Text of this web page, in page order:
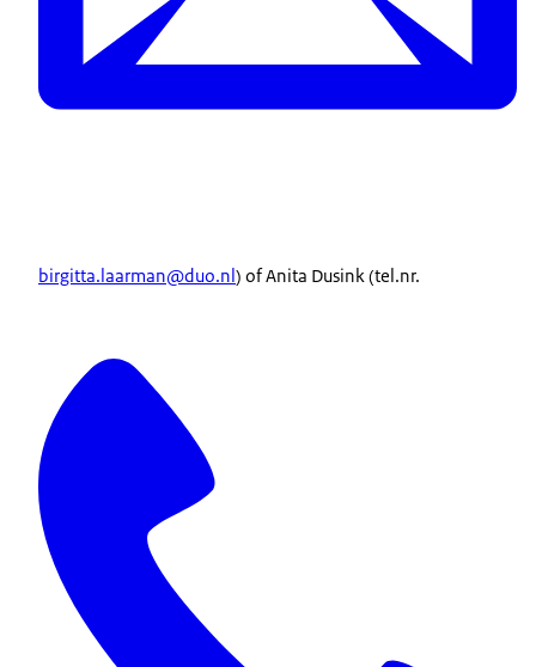
birgitta.laarman@duo.nl ) of Anita Dusink (tel.nr.